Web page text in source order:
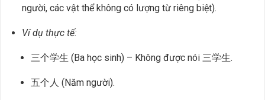
người, các vật thể không có lượng từ riêng biệt).
Ví dụ thực tế:
三个学生 (Ba học sinh) – Không được nói 三学生.
五个人 (Năm người).